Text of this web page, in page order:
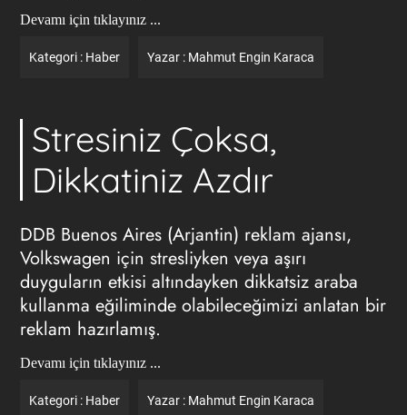
Devamı için tıklayınız ...
Kategori : Haber Yazar : Mahmut Engin Karaca
Stresiniz Çoksa,
Dikkatiniz Azdır
DDB Buenos Aires (Arjantin) reklam ajansı,
Volkswagen için stresliyken veya aşırı
duyguların etkisi altındayken dikkatsiz araba
kullanma eğiliminde olabileceğimizi anlatan bir
reklam hazırlamış.
Devamı için tıklayınız ...
Kategori : Haber Yazar : Mahmut Engin Karaca